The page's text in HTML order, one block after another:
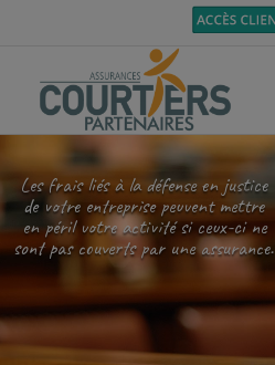
Les frais liés à la défense en justice
de votre entreprise peuvent mettre
en péril votre activité si ceux-ci ne
sont pas couverts par une assurance.